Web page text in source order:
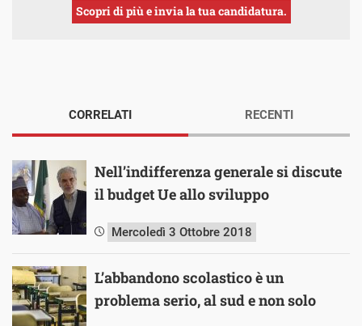
Scopri di più e invia la tua candidatura.
CORRELATI
Nell’indifferenza generale si discute
il budget Ue allo sviluppo
Mercoledì 3 Ottobre 2018
L’abbandono scolastico è un
problema serio, al sud e non solo
RECENTI